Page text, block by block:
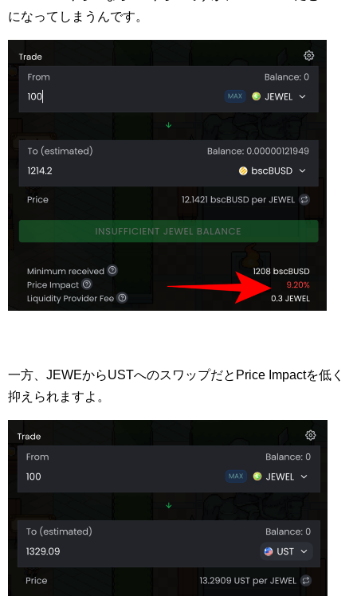
になってしまうんです。
一方、JEWEからUSTへのスワップだとPrice Impactを低く
抑えられますよ。